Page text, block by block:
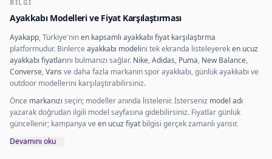
BILGI
Ayakkabı Modelleri ve Fiyat Karşılaştırması
Ayakapp, Türkiye'ninen kapsamlı ayakkabı fiyat karşılaştırma
platformudur. Binlerce ayakkabı modelini tek ekranda listeleyereken ucuz
ayakkabı fiyatlarını bulmanızı sağlar. Nike,Adidas, Puma, New Balance,
Converse,Vans ve daha fazla markanın spor ayakkabı, günlük ayakkabı ve
outdoor modellerini karşılaştırabilirsiniz.
Önce markanızı seçin; modeller anında listelenir. İsterseniz model adı
yazarak doğrudan ilgili model sayfasına gidebilirsiniz. Fiyatlar günlük
güncellenir; kampanya ve en ucuz fiyat bilgisi gerçek zamanlı yansır.
Devamını oku